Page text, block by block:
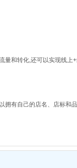
量和转化,还可以实现线上
拥有自己的店名、店标和
强,可以满足个性化需求。